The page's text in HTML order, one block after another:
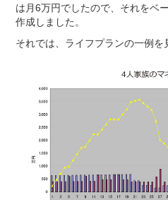
は月6万円でしたので、それをベ
作成しました。
それでは、ライフプランの一例を